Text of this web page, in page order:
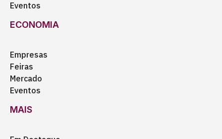
Eventos
ECONOMIA
Empresas
Feiras
Mercado
Eventos
MAIS